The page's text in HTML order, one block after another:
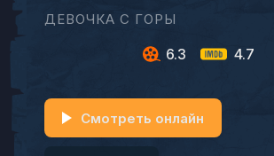
ДЕВОЧКА С ГОРЫ
6.3 4.7
Смотреть онлайн